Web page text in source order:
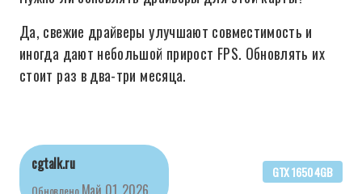
Да, свежие драйверы улучшают совместимость и
иногда дают небольшой прирост FPS. Обновлять их
стоит раз в два-три месяца.
cgtalk.ru
Обновлено Май 01, 2026
GTX 1650 4GB